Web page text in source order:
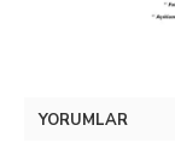
YORUMLAR